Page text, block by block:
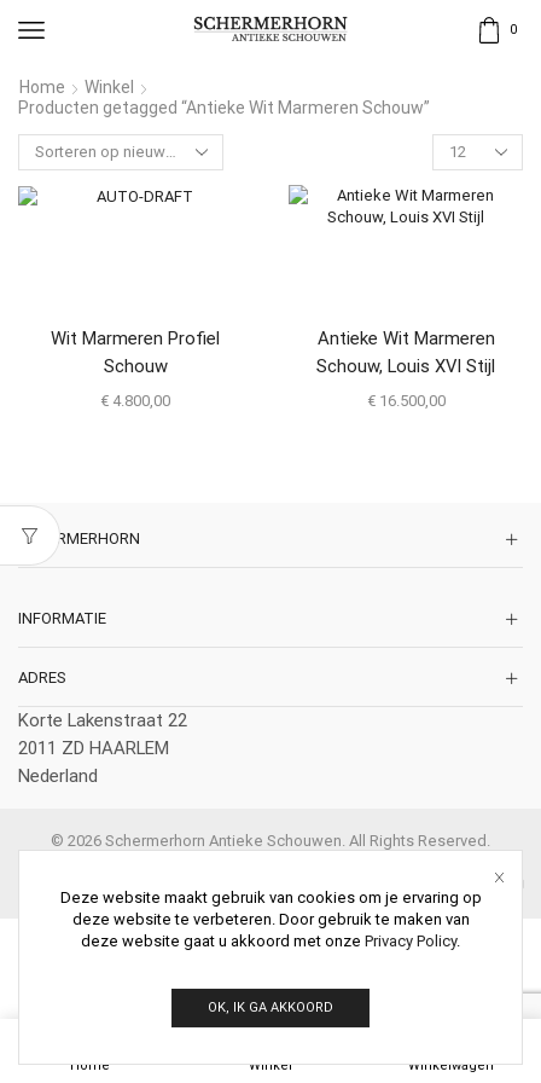
0
Home
Winkel
Producten getagged “Antieke Wit Marmeren Schouw”
Wit Marmeren Profiel
Schouw
€ 4.800,00
Antieke Wit Marmeren
Schouw, Louis XVI Stijl
€16.500,00
SCHERMERHORN
INFORMATIE
ADRES
Korte Lakenstraat 22
2011 ZD HAARLEM
Nederland
© 2026 Schermerhorn Antieke Schouwen. All Rights Reserved.
Home Winkel Winkelwagen
Deze website maakt gebruik van cookies om je ervaring op
deze website te verbeteren. Door gebruik te maken van
deze website gaat u akkoord met onze Privacy Policy.
OK, IK GA AKKOORD